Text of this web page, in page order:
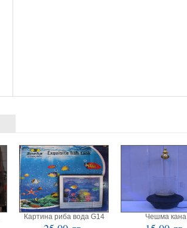
Картина риба вода G14 Чешма кана